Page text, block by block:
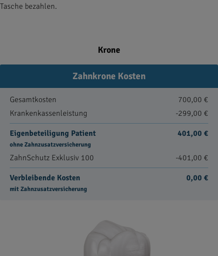
Tasche bezahlen.
Krone
Zahnkrone Kosten
Gesamtkosten
700,00 €
Krankenkassenleistung
-299,00 €
Eigenbeteiligung Patient
ohne Zahnzusatzversicherung
401,00 €
ZahnSchutz Exklusiv 100 -401,00 €
Verbleibende Kosten
mit Zahnzusatzversicherung
0,00 €